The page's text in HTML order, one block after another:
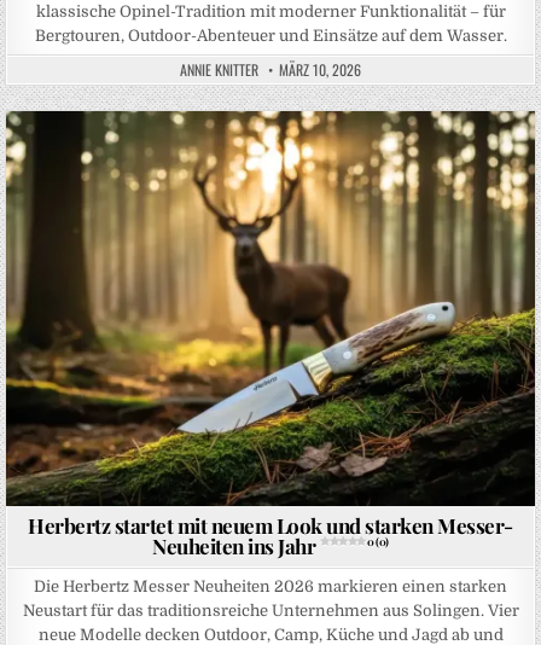
klassische Opinel-Tradition mit moderner Funktionalität – für
Bergtouren, Outdoor-Abenteuer und Einsätze auf dem Wasser.
ANNIE KNITTER MÄRZ 10, 2026
Posted in
Herbertz startet mit neuem Look und starken Messer-
Neuheiten ins Jahr 0 (0)
Die Herbertz Messer Neuheiten 2026 markieren einen starken
Neustart für das traditionsreiche Unternehmen aus Solingen. Vier
neue Modelle decken Outdoor, Camp, Küche und Jagd ab und